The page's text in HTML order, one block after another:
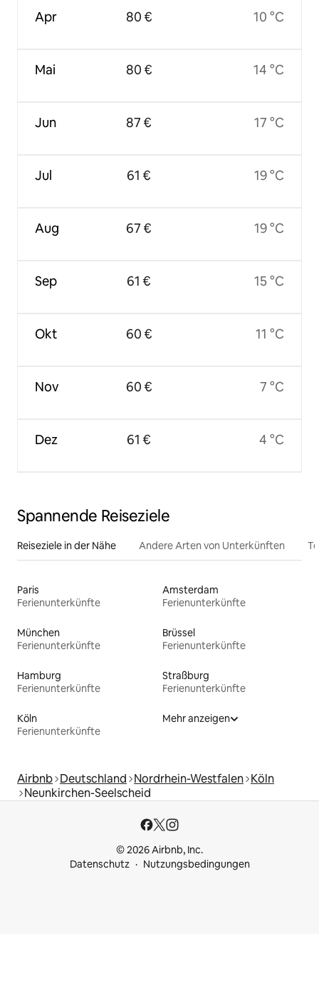
Apr
Mai
Jun
Jul
Aug
Sep
Okt
Nov
Dez
80 €
80 €
87 €
61 €
67 €
61 €
60 €
60 €
61 €
10 °C
14 °C
17 °C
19 °C
19 °C
15 °C
11 °C
7 °C
4 °C
Spannende Reiseziele
Reiseziele in der Nähe Andere Arten von Unterkünften
Paris
Ferienunterkünfte
Amsterdam
Ferienunterkünfte
München
Ferienunterkünfte
Brüssel
Ferienunterkünfte
Hamburg
Ferienunterkünfte
Straßburg
Ferienunterkünfte
Köln
Ferienunterkünfte
Mehr anzeigen
Airbnb Deutschland Nordrhein-Westfalen Köln
Neunkirchen-Seelscheid
© 2026 Airbnb, Inc.
Datenschutz
Nutzungsbedingungen